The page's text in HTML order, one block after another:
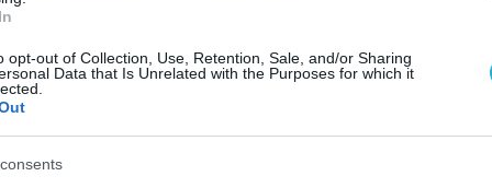
opt-out of Collection, Use, Retention, Sale, and/or Sharing
Data that Is Unrelated with the Purposes for which it
Welch και των Beck και Mark Ronson,
δουλειά της.
των τραγουδιών του νέου της άλμπουμ η
τον προσωπικό της λογαριασμό στο Twitter.
έντεκα τραγούδια και τρία κομμάτια δώρο,